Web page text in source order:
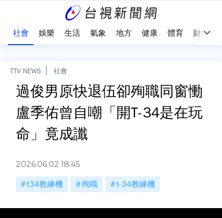
社會 娛樂 生活 氣象 地方 健康 體育 財經
TTV NEWS 社會
過俊男原快退伍卻殉職同窗慟
盧季佑曾自嘲「開T-34是在玩
命」竟成讖
2026.06.02 18:45
t34教練機 殉職 t-34教練機